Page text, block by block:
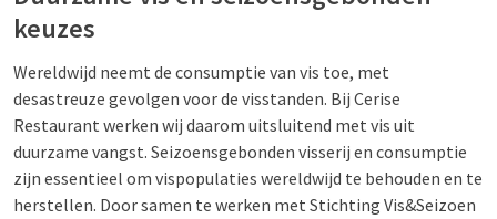
keuzes
Wereldwijd neemt de consumptie van vis toe, met
desastreuze gevolgen voor de visstanden. Bij Cerise
Restaurant werken wij daarom uitsluitend met vis uit
duurzame vangst. Seizoensgebonden visserij en consumptie
zijn essentieel om vispopulaties wereldwijd te behouden en te
herstellen. Door samen te werken met Stichting Vis&Seizoen